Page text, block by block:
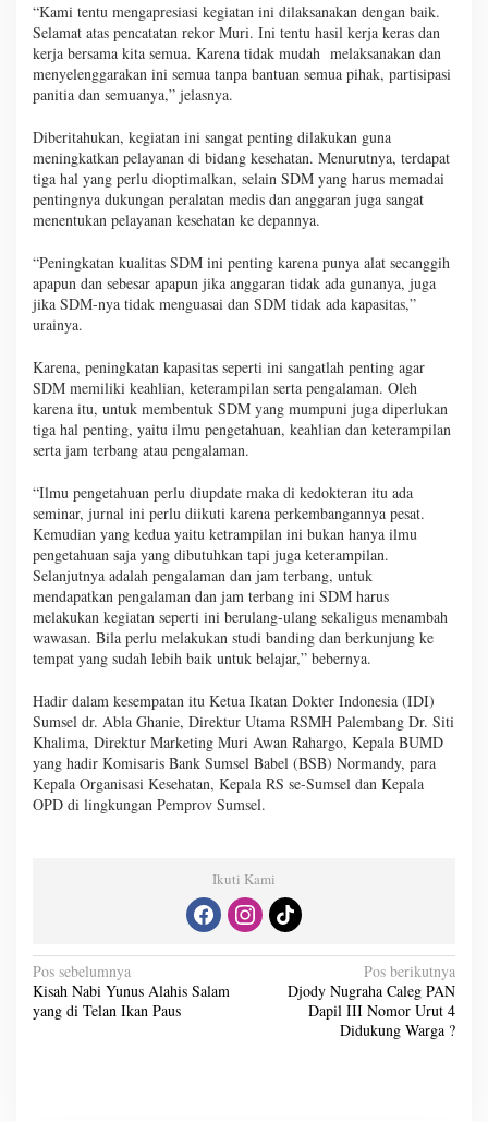
“Kami tentu mengapresiasi kegiatan ini dilaksanakan dengan baik.
Selamat atas pencatatan rekor Muri. Ini tentu hasil kerja keras dan
kerja bersama kita semua. Karena tidak mudah melaksanakan dan
menyelenggarakan ini semua tanpa bantuan semua pihak, partisipasi
panitia dan semuanya,” jelasnya.
Diberitahukan, kegiatan ini sangat penting dilakukan guna
meningkatkan pelayanan di bidang kesehatan. Menurutnya, terdapat
tiga hal yang perlu dioptimalkan, selain SDM yang harus memadai
pentingnya dukungan peralatan medis dan anggaran juga sangat
menentukan pelayanan kesehatan ke depannya.
“Peningkatan kualitas SDM ini penting karena punya alat secanggih
apapun dan sebesar apapun jika anggaran tidak ada gunanya, juga
jika SDM-nya tidak menguasai dan SDM tidak ada kapasitas,”
urainya.
Karena, peningkatan kapasitas seperti ini sangatlah penting agar
SDM memiliki keahlian, keterampilan serta pengalaman. Oleh
karena itu, untuk membentuk SDM yang mumpuni juga diperlukan
tiga hal penting, yaitu ilmu pengetahuan, keahlian dan keterampilan
serta jam terbang atau pengalaman.
“Ilmu pengetahuan perlu diupdate maka di kedokteran itu ada
seminar, jurnal ini perlu diikuti karena perkembangannya pesat.
Kemudian yang kedua yaitu ketrampilan ini bukan hanya ilmu
pengetahuan saja yang dibutuhkan tapi juga keterampilan.
Selanjutnya adalah pengalaman dan jam terbang, untuk
mendapatkan pengalaman dan jam terbang ini SDM harus
melakukan kegiatan seperti ini berulang-ulang sekaligus menambah
wawasan. Bila perlu melakukan studi banding dan berkunjung ke
tempat yang sudah lebih baik untuk belajar,” bebernya.
Hadir dalam kesempatan itu Ketua Ikatan Dokter Indonesia (IDI)
Sumsel dr. Abla Ghanie, Direktur Utama RSMH Palembang Dr. Siti
Khalima, Direktur Marketing Muri Awan Rahargo, Kepala BUMD
yang hadir Komisaris Bank Sumsel Babel (BSB) Normandy, para
Kepala Organisasi Kesehatan, Kepala RS se-Sumsel dan Kepala
OPD di lingkungan Pemprov Sumsel.
Ikuti Kami
N
a
Pos sebelumnya
Kisah Nabi Yunus Alahis Salam
yang di Telan Ikan Paus
Pos berikutnya
Djody Nugraha Caleg PAN
Dapil III Nomor Urut 4
Didukung Warga ?